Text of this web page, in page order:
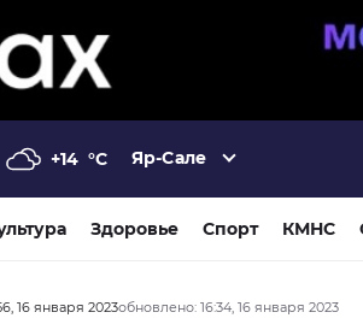
+14 °C Яр-Сале
Здоровье Спорт КМНС
16 января 2023обновлено: 16:34, 16 января 2023